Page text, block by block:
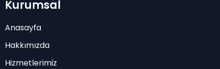
Kurumsal
Anasayfa
Hakkımızda
Hizmetlerimiz